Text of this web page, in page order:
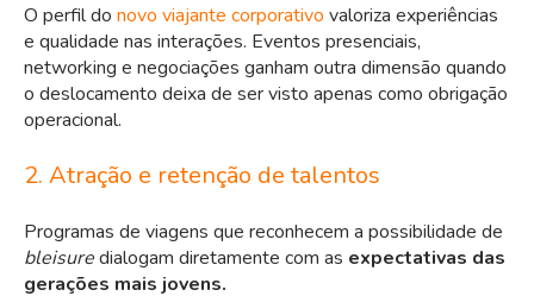
O perfil do novo viajante corporativo valoriza experiências
e qualidade nas interações. Eventos presenciais,
networking e negociações ganham outra dimensão quando
o deslocamento deixa de ser visto apenas como obrigação
operacional.
2. Atração e retenção de talentos
Programas de viagens que reconhecem a possibilidade de
bleisuredialogam diretamente com as expectativas das
gerações mais jovens.